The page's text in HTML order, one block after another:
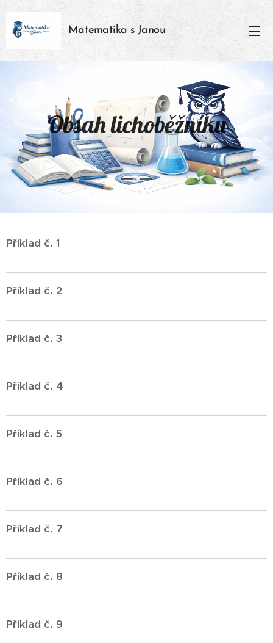
Matematika s Janou
Obsah lichoběžníku
Příklad č. 1
Příklad č. 2
Příklad č. 3
Příklad č. 4
Příklad č. 5
Příklad č. 6
Příklad č. 7
Příklad č. 8
Příklad č. 9